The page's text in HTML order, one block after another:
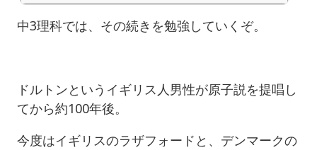
は物質DとE、物質CはFとG、といった感じで。消しゴムも同じ。消しゴムを半
中3理科では、その続きを勉強していくぞ。
ドルトンというイギリス人男性が原子説を提唱し
てから約100年後。
今度はイギリスのラザフォードと、デンマークの